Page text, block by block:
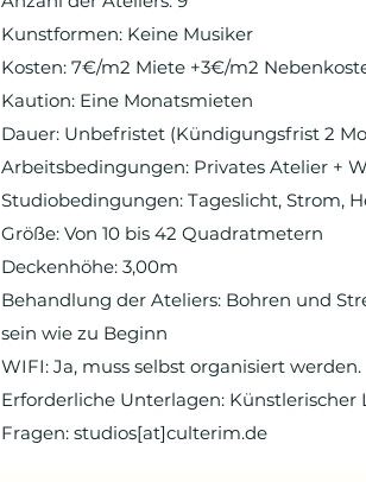
Kunstformen: Keine Musiker
Kosten: 7€/m2 Miete +3€/m2
Kaution: Eine Monatsmieten
Dauer: Unbefristet (Kündigungsfrist 2
Arbeitsbedingungen: Privates Atelier +
Studiobedingungen: Tageslicht, Strom,
Größe: Von 10 bis 42 Quadratmetern
Deckenhöhe: 3,00m
Behandlung der Ateliers: Bohren und
sein wie zu Beginn
WIFI: Ja, muss selbst organisiert werden.
Erforderliche Unterlagen: Künstlerischer
Fragen: studios[at]culterim.de